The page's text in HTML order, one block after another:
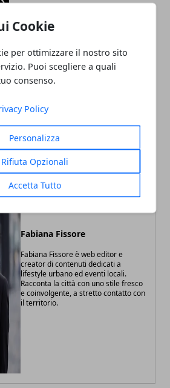
Cookie
per ottimizzare il nostro sito
Puoi scegliere a quali
consenso.
Policy
Personalizza
Rifiuta Opzionali
Accetta Tutto
Articolo Successivo
Torino, poker illegale in un
Fabiana Fissore
Fabiana Fissore è web editor e
creator di contenuti dedicati a
lifestyle urbano ed eventi locali.
Racconta la città con uno stile fresco
e coinvolgente, a stretto contatto con
il territorio.